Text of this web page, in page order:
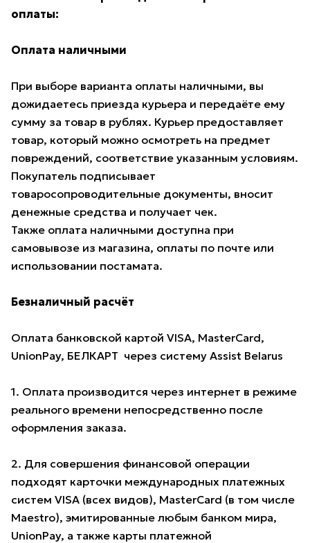
оплаты:
Оплата наличными
При выборе варианта оплаты наличными, вы
дожидаетесь приезда курьера и передаёте ему
сумму за товар в рублях. Курьер предоставляет
товар, который можно осмотреть на предмет
повреждений, соответствие указанным условиям.
Покупатель подписывает
товаросопроводительные документы, вносит
денежные средства и получает чек.
Также оплата наличными доступна при
самовывозе из магазина, оплаты по почте или
использовании постамата.
Безналичный расчёт
Оплата банковской картой VISA, MasterCard,
UnionPay, БЕЛКАРТ через систему Assist Belarus
1. Оплата производится через интернет в режиме
реального времени непосредственно после
оформления заказа.
2. Для совершения финансовой операции
подходят карточки международных платежных
систем VISA (всех видов), MasterCard (в том числе
Maestro), эмитированные любым банком мира,
UnionPay, а также карты платежной